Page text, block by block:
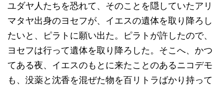
ユダヤ人たちを恐れて、そのことを隠していたアリ
マタヤ出身のヨセフが、イエスの遺体を取り降ろし
たいと、ピラトに願い出た。ピラトが許したので、
ヨセフは行って遺体を取り降ろした。そこへ、かつ
てある夜、イエスのもとに来たことのあるニコデモ
も、没薬と沈香を混ぜた物を百リトラばかり持って